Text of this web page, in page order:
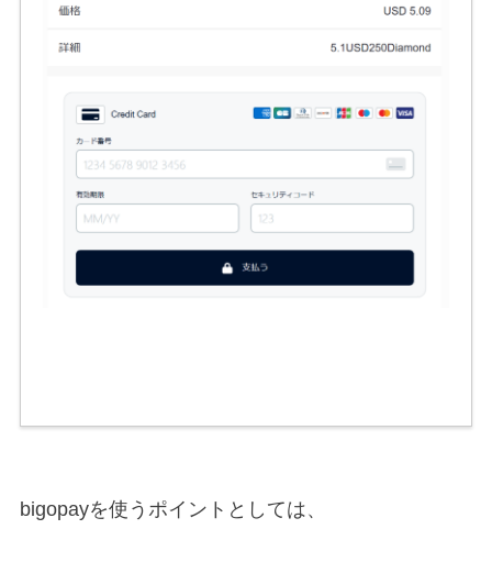
bigopayを使うポイントとしては、